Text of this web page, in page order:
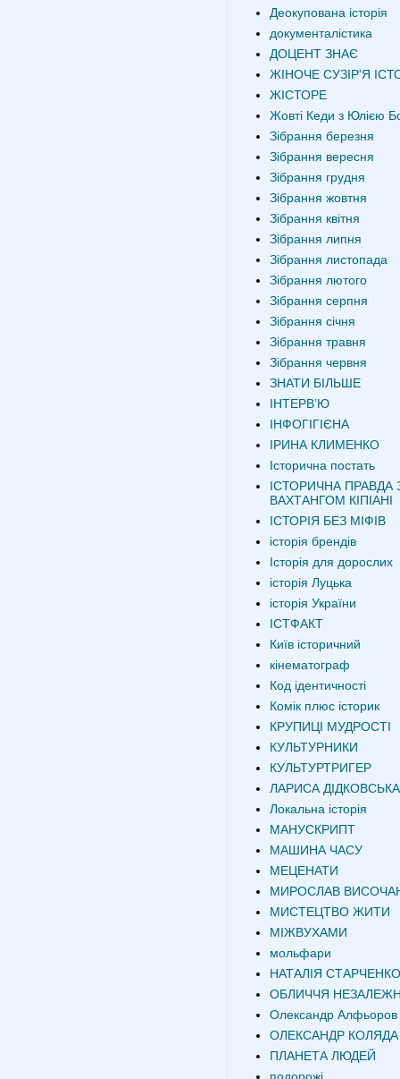
Деокупована історія
документалістика
ДОЦЕНТ ЗНАЄ
ЖІНОЧЕ СУЗІР'Я
ЖІСТОРЕ
Жовті Кеди з Юлією
Зібрання березня
Зібрання вересня
Зібрання грудня
Зібрання жовтня
Зібрання квітня
Зібрання липня
Зібрання листопада
Зібрання лютого
Зібрання серпня
Зібрання січня
Зібрання травня
Зібрання червня
ЗНАТИ БІЛЬШЕ
ІНТЕРВʼЮ
ІНФОГІГІЄНА
ІРИНА КЛИМЕНКО
Історична постать
ІСТОРИЧНА ПРАВДА
ВАХТАНГОМ КІПІАНІ
ІСТОРІЯ БЕЗ МІФІВ
історія брендів
Історія для дорослих
історія Луцька
історія України
ІСТФАКТ
Київ історичний
кінематограф
Код ідентичності
Комік плюс історик
КРУПИЦІ МУДРОСТІ
КУЛЬТУРНИКИ
КУЛЬТУРТРИГЕР
ЛАРИСА ДІДКОВСЬКА
Локальна історія
МАНУСКРИПТ
МАШИНА ЧАСУ
МЕЦЕНАТИ
МИРОСЛАВ
МИСТЕЦТВО ЖИТИ
МІЖВУХАМИ
мольфари
НАТАЛІЯ СТАРЧЕНКО
ОБЛИЧЧЯ
Олександр Алфьоров
ОЛЕКСАНДР КОЛЯДА
ПЛАНЕТА ЛЮДЕЙ
подорожі